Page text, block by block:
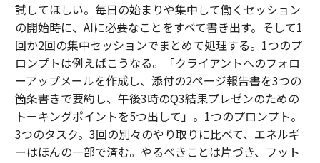
試してほしい。毎日の始まりや集中して働くセッション
の開始時に、AIに必要なことをすべて書き出す。そして1
回か2回の集中セッションでまとめて処理する。1つのプ
ロンプトは例えばこうなる。「クライアントへのフォロ
ーアップメールを作成し、添付の2ページ報告書を3つの
箇条書きで要約し、午後3時のQ3結果プレゼンのための
トーキングポイントを5つ出して」。1つのプロンプト。
3つのタスク。3回の別々のやり取りに比べて、エネルギ
ーはほんの一部で済む。やるべきことは片づき、フット